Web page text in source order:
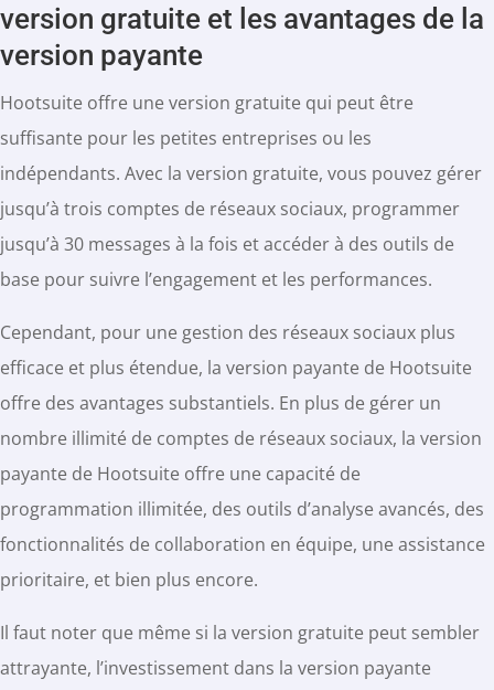
version gratuite et les avantages de la
version payante
Hootsuite offre une version gratuite qui peut être
suffisante pour les petites entreprises ou les
indépendants. Avec la version gratuite, vous pouvez gérer
jusqu’à trois comptes de réseaux sociaux, programmer
jusqu’à 30 messages à la fois et accéder à des outils de
base pour suivre l’engagement et les performances.
Cependant, pour une gestion des réseaux sociaux plus
efficace et plus étendue, la version payante de Hootsuite
offre des avantages substantiels. En plus de gérer un
nombre illimité de comptes de réseaux sociaux, la version
payante de Hootsuite offre une capacité de
programmation illimitée, des outils d’analyse avancés, des
fonctionnalités de collaboration en équipe, une assistance
prioritaire, et bien plus encore.
Il faut noter que même si la version gratuite peut sembler
attrayante, l’investissement dans la version payante